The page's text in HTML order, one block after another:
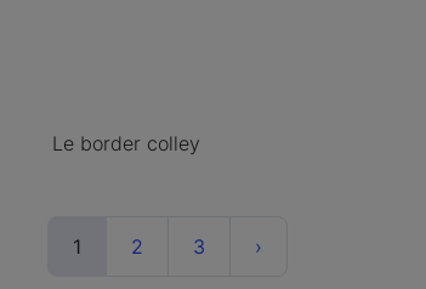
Le border colley
1 (current)
2 3 ›